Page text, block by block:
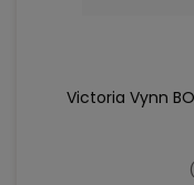
Victoria Vynn